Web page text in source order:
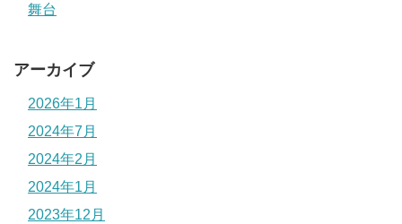
舞台
アーカイブ
2026年1月
2024年7月
2024年2月
2024年1月
2023年12月